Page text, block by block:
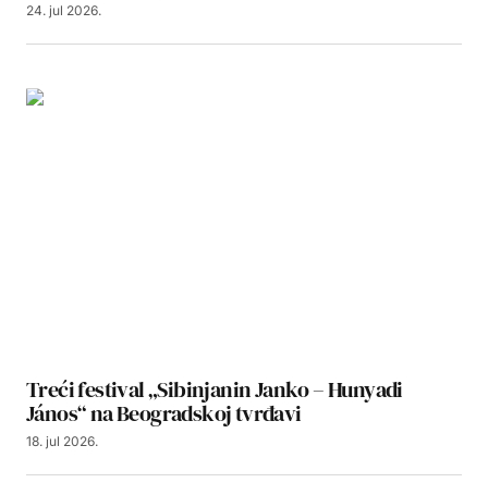
24. jul 2026.
Treći festival „Sibinjanin Janko – Hunyadi
János“ na Beogradskoj tvrđavi
18. jul 2026.